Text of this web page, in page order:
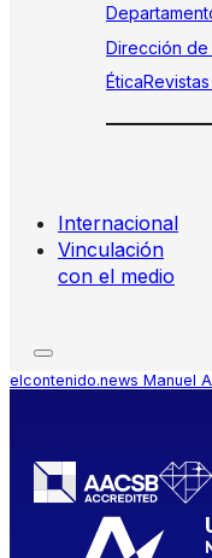
Dirección de
ÉticaRevistas
Internacional
Vinculación
con el medio
elcontenido.news Manuel